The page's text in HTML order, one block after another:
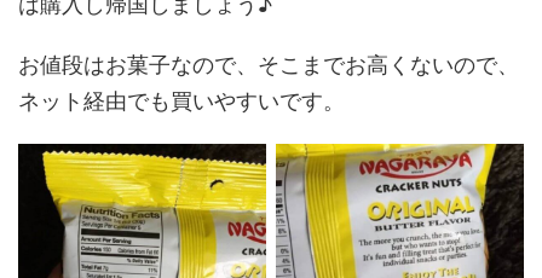
お値段はお菓子なので、そこまでお高くないので、
ネット経由でも買いやすいです。